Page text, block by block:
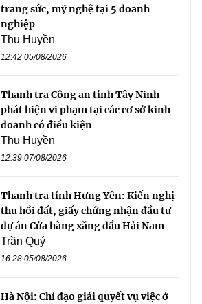
trang sức, mỹ nghệ tại 5 doanh
nghiệp
Thu Huyền
12:42 05/08/2026
Thanh tra Công an tỉnh Tây Ninh
phát hiện vi phạm tại các cơ sở kinh
doanh có điều kiện
Thu Huyền
12:39 07/08/2026
Thanh tra tỉnh Hưng Yên: Kiến nghị
thu hồi đất, giấy chứng nhận đầu tư
dự án Cửa hàng xăng dầu Hải Nam
Trần Quý
16:28 05/08/2026
Hà Nội: Chỉ đạo giải quyết vụ việc ở